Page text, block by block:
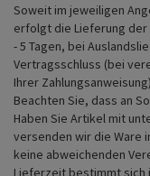
Soweit im jeweiligen
erfolgt die Lieferung der
- 5 Tagen, bei
Vertragsschluss (bei
Ihrer
Beachten Sie, dass an
Haben Sie Artikel mit
versenden wir die Ware
keine abweichenden
Lieferzeit bestimmt sich